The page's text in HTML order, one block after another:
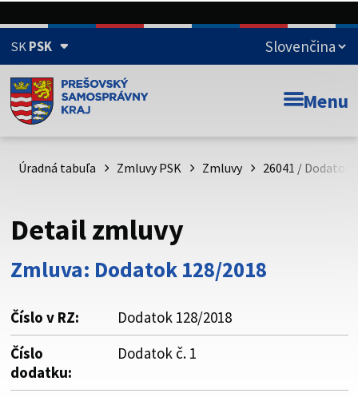
SKPSK
Doména psk.sk je oficiálna
Toto je oficiálna webová stránka Prešovského
psk.sk.
Buďte pozorní a vždy sa uistite, že zdieľate informácie iba
cez zabezpečenú webovú stránku. Zabezpečená stránka
vždy začína https:// pred názvom domény webového sídla.
Menu
Úradná tabuľa Zmluvy PSK Zmluvy 26041 / Dodatok
Detail zmluvy
Zmluva: Dodatok 128/2018
Číslo v RZ:
Dodatok 128/2018
Číslo
dodatku:
Dodatok č. 1